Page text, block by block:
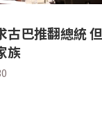
古巴推翻總統 但
族